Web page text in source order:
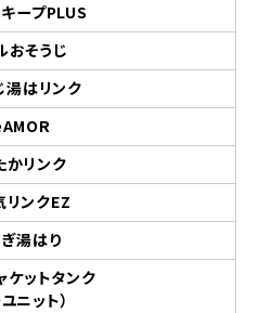
ープPLUS
おそうじ
湯はリンク
かリンク
リンクEZ
湯はり
ケットタンク
ニット）